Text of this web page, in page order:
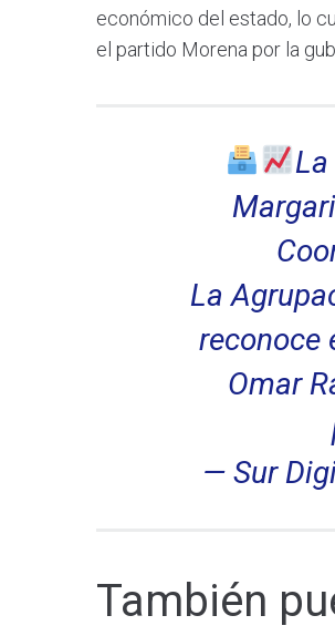
económico del estado, lo
el partido Morena por la
La
La
reconoce
Omar
— Sur
También